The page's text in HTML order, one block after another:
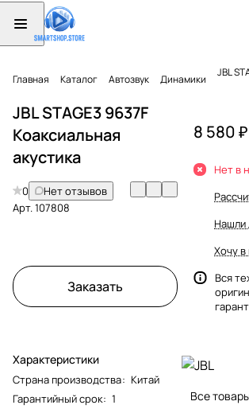
Главная Каталог Автозвук Динамики JBL
JBL STAGE3 9637F
Коаксиальная
акустика
0
Нет отзывов
Арт.107808
Заказать
Характеристики
Страна производства: Китай
Гарантийный срок: 1
8 580
Нет в
Нашли
Хочу в
Вся
Все